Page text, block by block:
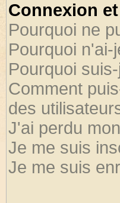
Connexion
Pourquoi ne
Pourquoi
Pourquoi
Comment
des
J'ai perdu
Je me suis
Je me suis